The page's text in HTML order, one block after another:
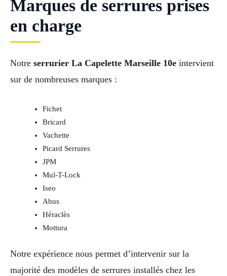
Marques de serrures prises
en charge
Notre serrurier La Capelette Marseille 10e intervient
sur de nombreuses marques :
Fichet
Bricard
Vachette
Picard Serrures
JPM
Mul-T-Lock
Iseo
Abus
Héraclès
Mottura
Notre expérience nous permet d’intervenir sur la
majorité des modèles de serrures installés chez les